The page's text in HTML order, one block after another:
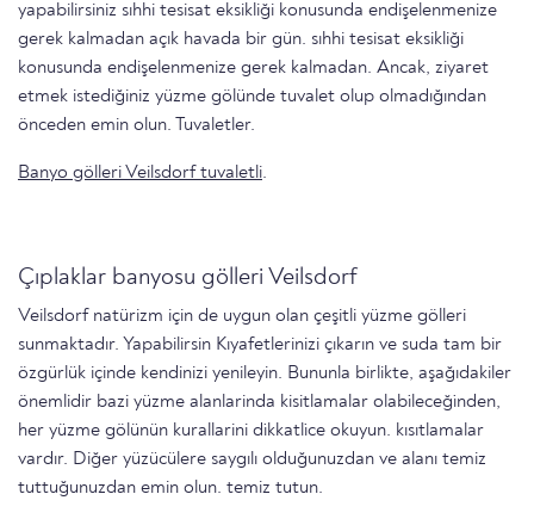
yapabilirsiniz sıhhi tesisat eksikliği konusunda endişelenmenize
gerek kalmadan açık havada bir gün. sıhhi tesisat eksikliği
konusunda endişelenmenize gerek kalmadan. Ancak, ziyaret
etmek istediğiniz yüzme gölünde tuvalet olup olmadığından
önceden emin olun. Tuvaletler.
Banyo gölleri Veilsdorf tuvaletli.
Çıplaklar banyosu gölleri Veilsdorf
Veilsdorf natürizm için de uygun olan çeşitli yüzme gölleri
sunmaktadır. Yapabilirsin Kıyafetlerinizi çıkarın ve suda tam bir
özgürlük içinde kendinizi yenileyin. Bununla birlikte, aşağıdakiler
önemlidir bazi yüzme alanlarinda kisitlamalar olabi̇leceği̇nden,
her yüzme gölünün kurallarini di̇kkatli̇ce okuyun. kısıtlamalar
vardır. Diğer yüzücülere saygılı olduğunuzdan ve alanı temiz
tuttuğunuzdan emin olun. temiz tutun.